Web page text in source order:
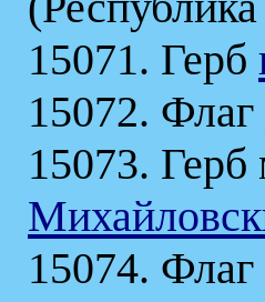
15071. Герб
15072. Флаг
15073. Герб
15074.